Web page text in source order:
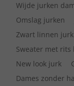
Wijde jurken
Omslag jurken
Zwart linnen jurk
Sweater met rits
New look jurk
Dames zonder